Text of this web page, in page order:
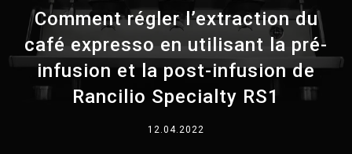
Comment régler l’extraction du
café expresso en utilisant la pré-
infusion et la post-infusion de
Rancilio Specialty RS1
12.04.2022
Our brands
Group